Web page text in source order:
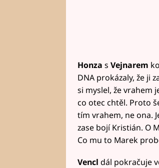
Honza s Vejnarem
DNA prokázaly, že ji
si myslel, že vrahem
co otec chtěl. Proto
tím vrahem, ne ona.
zase bojí Kristián. O
Co mu to Marek
Vencl dál pokračuje